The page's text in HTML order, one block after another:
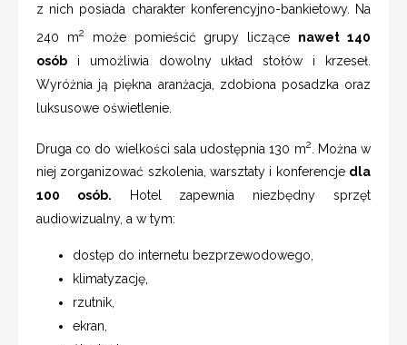
z nich posiada charakter konferencyjno-bankietowy. Na
240 m2 może pomieścić grupy liczące nawet 140
osób i umożliwia dowolny układ stołów i krzeseł.
Wyróżnia ją piękna aranżacja, zdobiona posadzka oraz
luksusowe oświetlenie.
Druga co do wielkości sala udostępnia 130 m2
. Można w
niej zorganizować szkolenia, warsztaty i konferencje dla
100 osób. Hotel zapewnia niezbędny sprzęt
audiowizualny, a w tym:
dostęp do internetu bezprzewodowego,
klimatyzację,
rzutnik,
ekran,